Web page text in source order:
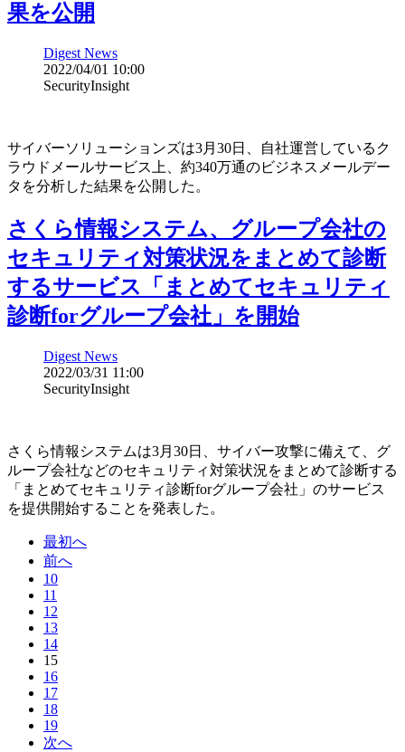
果を公開
Digest News
2022/04/01 10:00
SecurityInsight
サイバーソリューションズは3月30日、自社運営しているク
ラウドメールサービス上、約340万通のビジネスメールデー
タを分析した結果を公開した。
さくら情報システム、グループ会社の
セキュリティ対策状況をまとめて診断
するサービス「まとめてセキュリティ
診断forグループ会社」を開始
Digest News
2022/03/31 11:00
SecurityInsight
さくら情報システムは3月30日、サイバー攻撃に備えて、グ
ループ会社などのセキュリティ対策状況をまとめて診断する
「まとめてセキュリティ診断forグループ会社」のサービス
を提供開始することを発表した。
最初へ
前へ
10
11
12
13
14
15
16
17
18
19
次へ